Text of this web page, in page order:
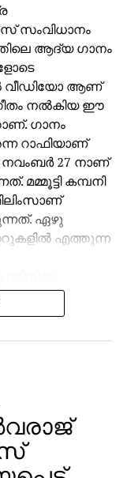
സംവിധാനം
ആദ്യ ഗാനം
വീഡിയോ ആണ്
നൽകിയ ഈ
ഗാനം
റാഫിയാണ്
നവംബർ 27 നാണ്
മമ്മൂട്ടി കമ്പനി
ഏഴു
എത്തുന്ന
ജിഷ്ണു
തിരക്കഥ
വരുമെന്നാണ്
നിന്ന് ലഭിച്ചത്.